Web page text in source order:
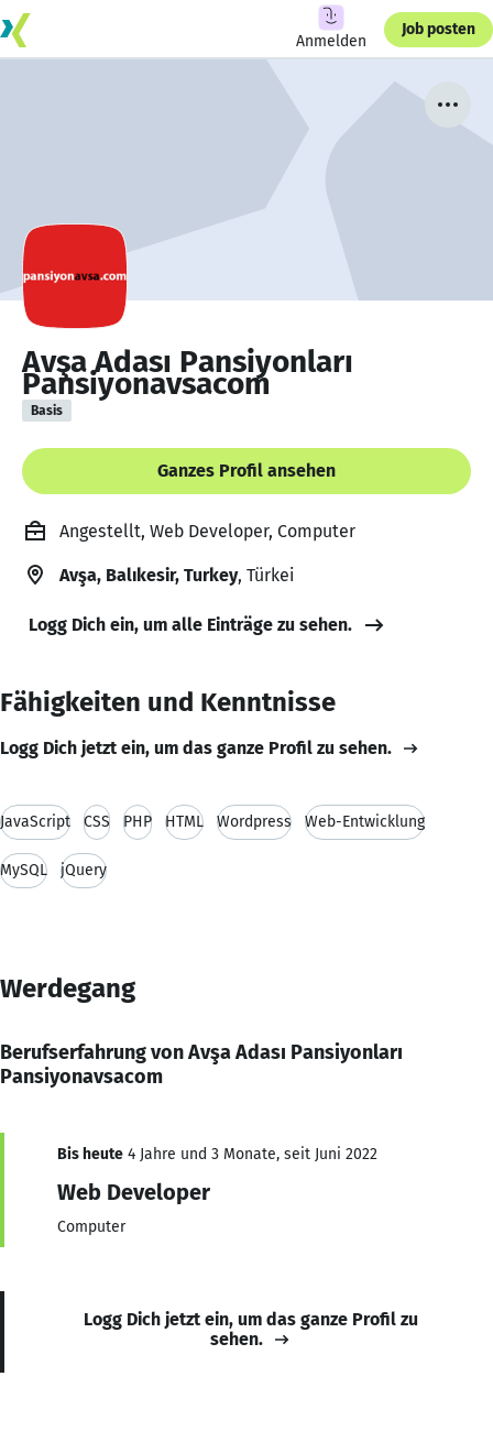
Anmelden
Job posten
Avşa Adası Pansiyonları
Pansiyonavsacom
Basis
Ganzes Profil ansehen
Angestellt, Web Developer, Computer
Avşa, Balıkesir, Turkey, Türkei
Logg Dich ein, um alle Einträge zu sehen.
Fähigkeiten und Kenntnisse
Logg Dich jetzt ein, um das ganze Profil zu sehen.
JavaScript CSS PHP HTML Wordpress Web-Entwicklung
MySQL jQuery
Werdegang
Berufserfahrung von Avşa Adası Pansiyonları
Pansiyonavsacom
Bis heute 4 Jahre und 3 Monate, seit Juni 2022
Web Developer
Computer
Logg Dich jetzt ein, um das ganze Profil zu
sehen.